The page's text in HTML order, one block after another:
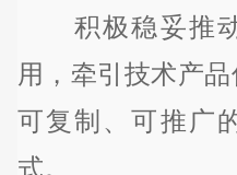
积极稳妥推动
用，牵引技术产
可复制、可推广
式。